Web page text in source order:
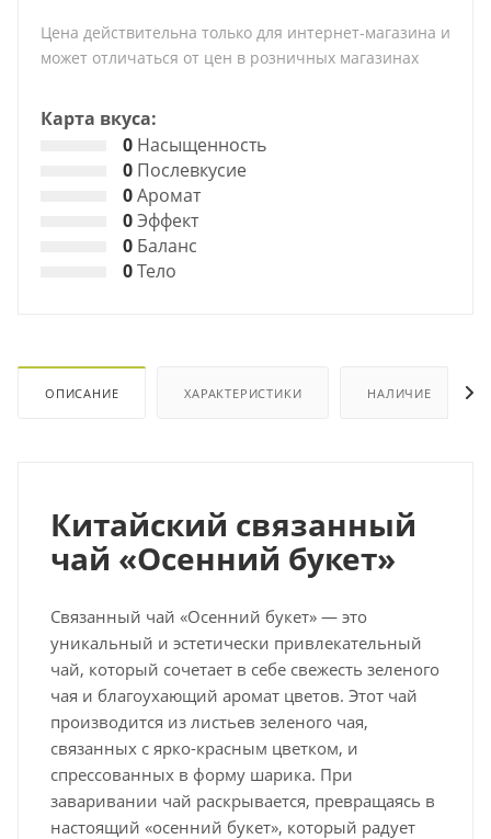
Цена действительна только для интернет-магазина и
может отличаться от цен в розничных магазинах
Карта вкуса:
0 Насыщенность
0 Послевкусие
0Аромат
0Эффект
0 Баланс
0Тело
ОПИСАНИЕ ХАРАКТЕРИСТИКИ НАЛИЧИЕ
Китайский связанный
чай «Осенний букет»
Связанный чай «Осенний букет» — это
уникальный и эстетически привлекательный
чай, который сочетает в себе свежесть зеленого
чая и благоухающий аромат цветов. Этот чай
производится из листьев зеленого чая,
связанных с ярко-красным цветком, и
спрессованных в форму шарика. При
заваривании чай раскрывается, превращаясь в
настоящий «осенний букет», который радует